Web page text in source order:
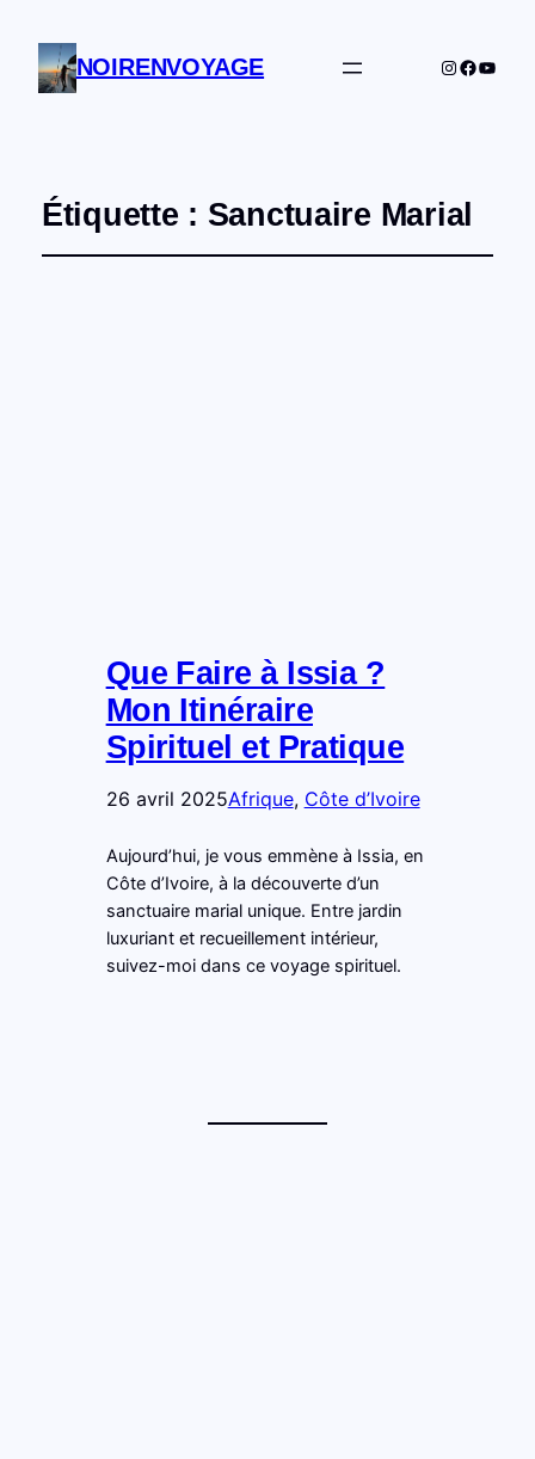
NOIRENVOYAGE Instagram
Étiquette : Sanctuaire Marial
Que Faire à Issia ?
Mon Itinéraire
Spirituel et Pratique
26 avril 2025Afrique, Côte d’Ivoire
Aujourd’hui, je vous emmène à Issia, en
Côte d’Ivoire, à la découverte d’un
sanctuaire marial unique. Entre jardin
luxuriant et recueillement intérieur,
suivez-moi dans ce voyage spirituel.